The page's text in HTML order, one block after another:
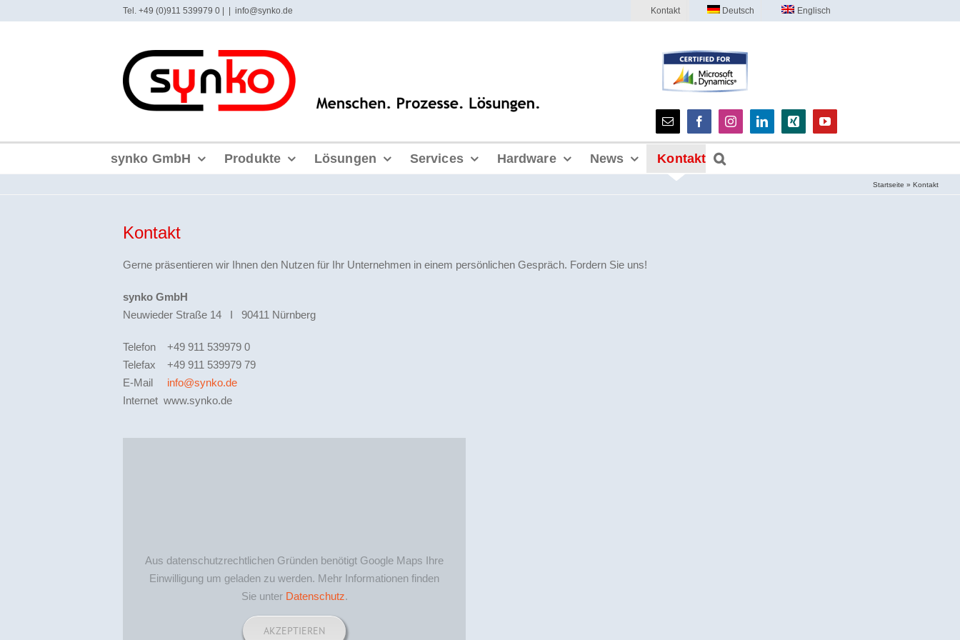
Tel. +49 (0)911 539979 0 | info@synko.de Kontakt Deutsch Englisch
synko GmbH Produkte Lösungen Services Hardware News Kontakt
Startseite » Kontakt
Kontakt
Gerne präsentieren wir Ihnen den Nutzen für Ihr Unternehmen in einem persönlichen Gespräch. Fordern Sie uns!
synko GmbH
Neuwieder Straße 14 I 90411 Nürnberg
Telefon +49 911 539979 0
Telefax +49 911 539979 79
E-Mail info@synko.de
Internet www.synko.de
Aus datenschutzrechtlichen Gründen benötigt Google Maps Ihre
Einwilligung um geladen zu werden. Mehr Informationen finden
Sie unter Datenschutz.
AKZEPTIEREN